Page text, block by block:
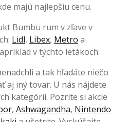
majú najlepšiu cenu.
Bumbu rum v zľave v
Lidl, Libex, Metro a
v týchto letákoch:
a tak hľadáte niečo
aj iný tovar. U nás nájdete
kategórií. Pozrite si akcie
, Ashwagandha, Nintendo